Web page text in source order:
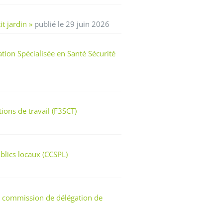
jardin » publié le 29 juin 2026
Spécialisée en Santé Sécurité
de travail (F3SCT)
locaux (CCSPL)
de délégation de